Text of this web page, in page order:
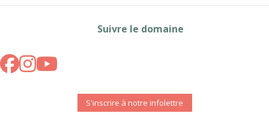
Suivre le domaine
S'inscrire à notre infolettre